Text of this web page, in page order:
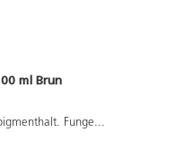
ml Brun
Funge...